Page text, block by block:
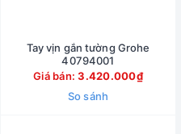
Tay vịn gắn tường Grohe
40794001
Giá bán:3.420.000₫
So sánh